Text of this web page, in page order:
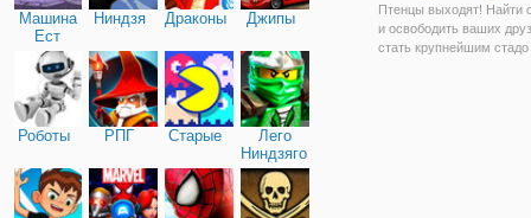
Машина
Ест
Машину
Ниндзя Драконы Джипы
Роботы РПГ Старые
Лего
Ниндзяго
Птенцы выходят! Найти
и освободить ваших
стать крупнейшим стадо